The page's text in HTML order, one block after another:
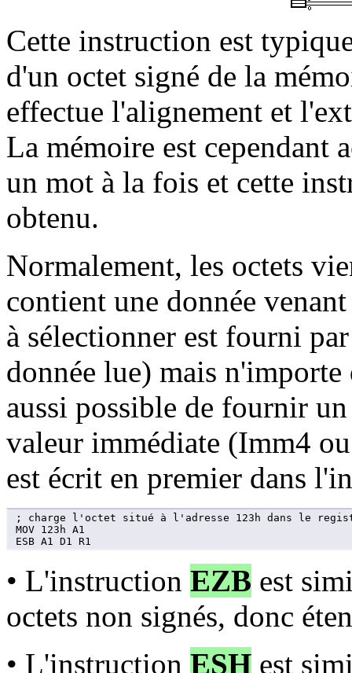
Cette instruction est
d'un octet signé de la
effectue l'alignement et
La mémoire est cependant
un mot à la fois et cette
obtenu.
Normalement, les octets
contient une donnée
à sélectionner est fourni
donnée lue) mais
aussi possible de fournir
valeur immédiate (Imm4
est écrit en premier dans
; charge l'octet situé à l'adresse 123h dans le
MOV 123h A1
ESB A1 D1 R1
• L'instruction EZB est
octets non signés, donc
• L'instruction ESH est